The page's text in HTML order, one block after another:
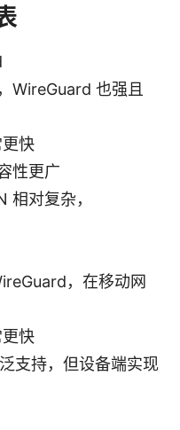
WireGuard 也强且
快
性更广
相对复杂，
，在移动网
快
支持，但设备端实现